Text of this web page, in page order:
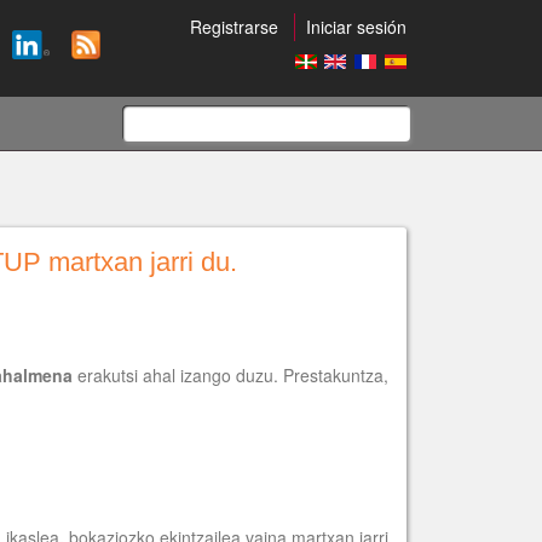
Registrarse Iniciar sesión
de
martxan jarri du.
erakutsi ahal izango duzu. Prestakuntza,
bokaziozko ekintzailea vaina martxan jarri